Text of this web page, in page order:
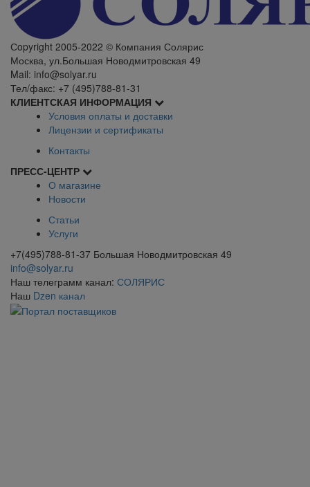
Сopyright 2005-2022 © Компания Солярис
Москва, ул.Большая Новодмитровская 49
Mail: info@solyar.ru
Тел/факс: +7 (495)788-81-31
КЛИЕНТСКАЯ ИНФОРМАЦИЯ
Условия оплаты и доставки
Лицензии и сертификаты
Контакты
ПРЕСС-ЦЕНТР
О магазине
Новости
Статьи
Услуги
+7(495)788-81-37 Большая Новодмитровская 49
info@solyar.ru
Наш телеграмм канал: СОЛЯРИС
Наш Dzen канал